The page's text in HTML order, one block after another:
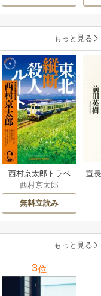
もっと見る
西村京太郎トラベ
ルミステリー・セ
レクション 2巻
西村京太郎
無料立読み
宣
もっと見る
3位